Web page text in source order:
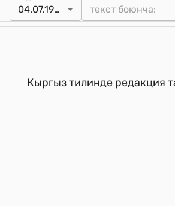
04.07.1998
Кыргыз тилинде редакция